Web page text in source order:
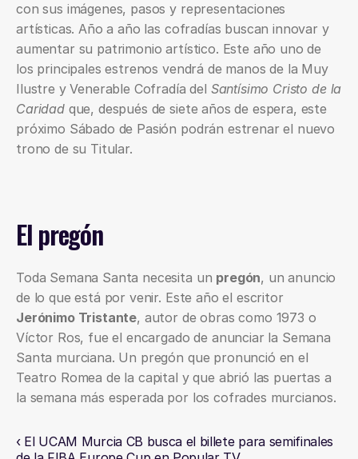
con sus imágenes, pasos y representaciones
artísticas. Año a año las cofradías buscan innovar y
aumentar su patrimonio artístico. Este año uno de
los principales estrenos vendrá de manos de la Muy
Ilustre y Venerable Cofradía del Santísimo Cristo de la
Caridad que, después de siete años de espera, este
próximo Sábado de Pasión podrán estrenar el nuevo
trono de su Titular.
El pregón
Toda Semana Santa necesita un pregón, un anuncio
Jerónimo Tristante, autor de obras como 1973 o
Víctor Ros, fue el encargado de anunciar la Semana
Santa murciana. Un pregón que pronunció en el
Teatro Romea de la capital y que abrió las puertas a
la semana más esperada por los cofrades murcianos.
‹ El UCAM Murcia CB busca el billete para semifinales